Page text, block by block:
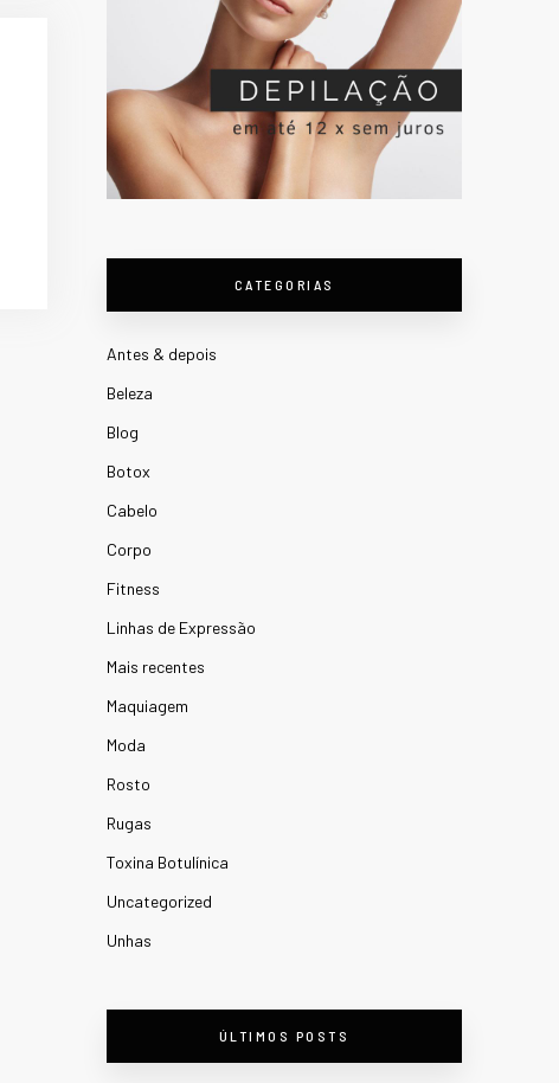
CATEGORIAS
Antes & depois
Beleza
Blog
Botox
Cabelo
Corpo
Fitness
Linhas de Expressão
Mais recentes
Maquiagem
Moda
Rosto
Rugas
Toxina Botulínica
Uncategorized
Unhas
ÚLTIMOS POSTS